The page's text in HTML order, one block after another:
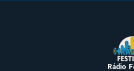
Rádio